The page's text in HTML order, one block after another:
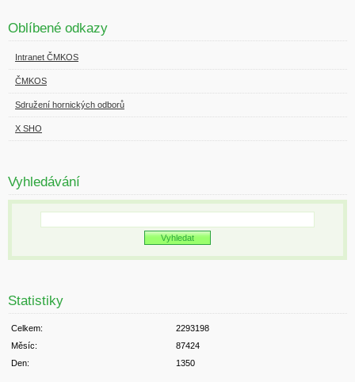
Oblíbené odkazy
Intranet ČMKOS
ČMKOS
Sdružení hornických odborů
X SHO
Vyhledávání
Statistiky
Celkem:
2293198
Měsíc:
87424
Den:
1350